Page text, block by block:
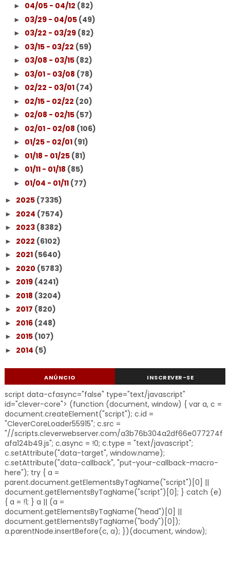
► 04/05 - 04/12 (82)
► 03/29 - 04/05 (49)
► 03/22 - 03/29 (82)
► 03/15 - 03/22 (59)
► 03/08 - 03/15 (82)
► 03/01 - 03/08 (78)
► 02/22 - 03/01 (74)
► 02/15 - 02/22 (20)
► 02/08 - 02/15 (57)
► 02/01 - 02/08 (106)
► 01/25 - 02/01 (91)
► 01/18 - 01/25 (81)
► 01/11 - 01/18 (85)
► 01/04 - 01/11 (77)
► 2025 (7335)
► 2024 (7574)
► 2023 (8382)
► 2022 (6102)
► 2021 (5640)
► 2020 (5783)
► 2019 (4241)
► 2018 (3204)
► 2017 (820)
► 2016 (248)
► 2015 (107)
► 2014 (5)
ANÚNCIO INSCREVER-SE
script data-cfasync="false" type="text/javascript"
id="clever-core"> (function (document, window) { var a, c =
document.createElement("script"); c.id =
"CleverCoreLoader55915"; c.src =
"//scripts.cleverwebserver.com/a3b76b304a2df66e077274f
afa124b49.js"; c.async = !0; c.type = "text/javascript";
c.setAttribute("data-target", window.name);
c.setAttribute("data-callback", "put-your-callback-macro-
here"); try { a =
parent.document.getElementsByTagName("script")[0] ||
document.getElementsByTagName("script")[0]; } catch (e)
{ a = !1; } a || (a =
document.getElementsByTagName("head")[0] ||
document.getElementsByTagName("body")[0]);
a.parentNode.insertBefore(c, a); })(document, window);